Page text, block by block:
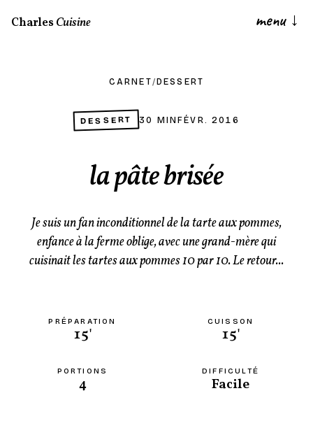
CharlesCuisine menu ↓
CARNET/ DESSERT
DESSERT 30 MINFÉVR. 2016
la pâte brisée
Je suis un fan inconditionnel de la tarte aux pommes,
enfance à la ferme oblige, avec une grand-mère qui
cuisinait les tartes aux pommes 10 par 10. Le retour...
PRÉPARATION
15'
CUISSON
15'
PORTIONS
4
DIFFICULTÉ
Facile